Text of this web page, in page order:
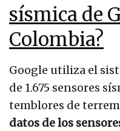
sísmica de
Colombia?
Google utiliza el
de 1.675 sensores
temblores de
datos de los